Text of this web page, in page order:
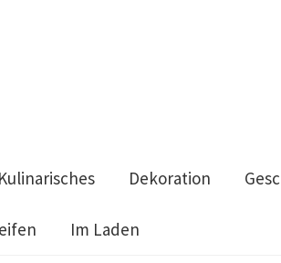
Kulinarisches Dekoration
Im Laden